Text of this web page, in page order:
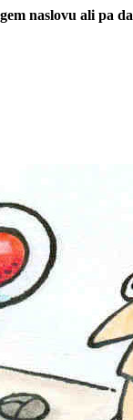
naslovu ali pa